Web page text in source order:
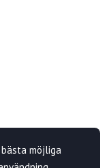
möjliga